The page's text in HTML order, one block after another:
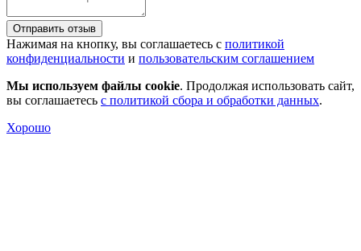
Отправить отзыв
Нажимая на кнопку, вы соглашаетесь с политикой
конфиденциальности и пользовательским соглашением
Мы используем файлы cookie. Продолжая использовать сайт,
вы соглашаетесь с политикой сбора и обработки данных.
Хорошо